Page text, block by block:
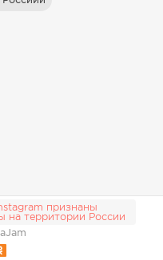
признаны
на территории России